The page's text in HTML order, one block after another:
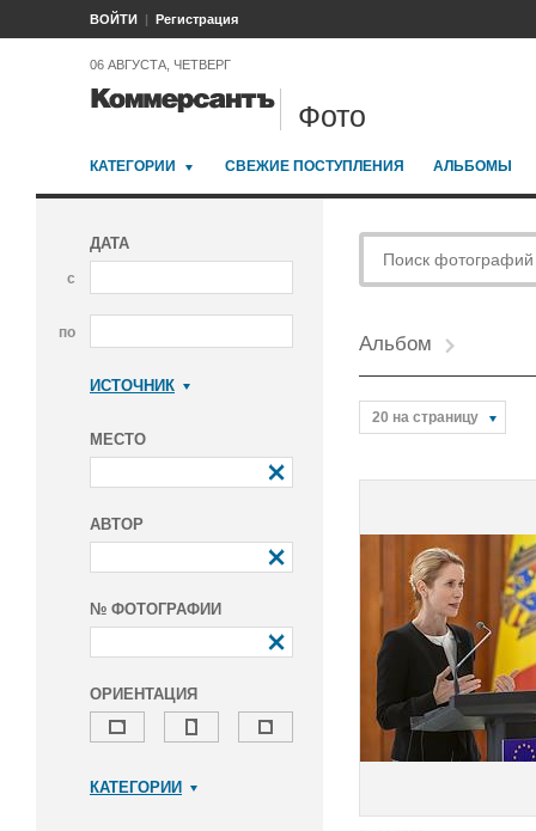
ВОЙТИ Регистрация
06 АВГУСТА, ЧЕТВЕРГ
Фото
КАТЕГОРИИ СВЕЖИЕ ПОСТУПЛЕНИЯ АЛЬБОМЫ
ДАТА
с
по
ИСТОЧНИК
МЕСТО
АВТОР
№ ФОТОГРАФИИ
ОРИЕНТАЦИЯ
КАТЕГОРИИ
Альбом
20 на страницу